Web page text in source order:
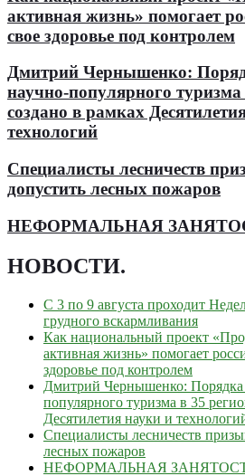
активная жизнь» помогает
свое здоровье под контролем
Дмитрий Чернышенко:
научно-популярного туризма
создано в рамках
технологий
Специалисты лесничеств
допустить лесных пожаров
НЕФОРМАЛЬНАЯ
НОВОСТИ.
С 3 по 9 августа проходит
грудного вскармливания
Как национальный проект
активная жизнь» помогает
здоровье под контролем
Дмитрий Чернышенко: Порядка
популярного туризма в 35
Десятилетия науки и
Специалисты лесничеств
лесных пожаров
НЕФОРМАЛЬНАЯ